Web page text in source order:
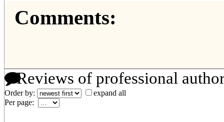
Comments:
Reviews of professional
Order by:
expand all
Per page: